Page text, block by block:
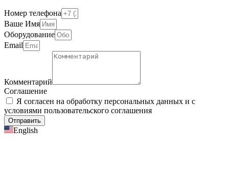
Номер телефона
Ваше Имя
Оборудование
Email
Комментарий
Соглашение
Я согласен на обработку персональных данных и с
условиями пользовательского соглашения
Отправить
English